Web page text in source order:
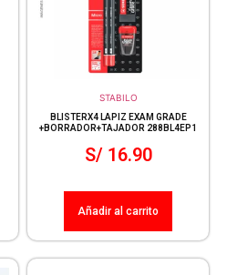
STABILO
BLISTERX4 LAPIZ EXAM GRADE
+BORRADOR+TAJADOR 288BL4EP1
S/16.90
Añadir al carrito